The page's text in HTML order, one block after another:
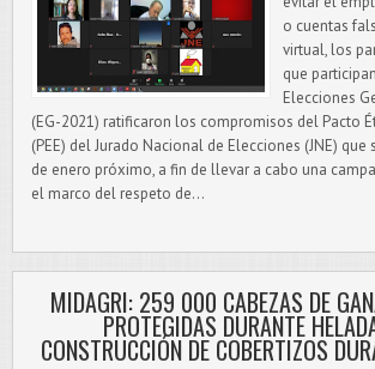
o cuentas
virtual, los
que
Elecciones
(EG-2021) ratificaron los compromisos del Pacto
(PEE) del Jurado Nacional de Elecciones (JNE) que
de enero próximo, a fin de llevar a cabo una
el marco del respeto de...
MIDAGRI: 259 000 CABEZAS DE
PROTEGIDAS DURANTE
CONSTRUCCIÓN DE COBERTIZOS